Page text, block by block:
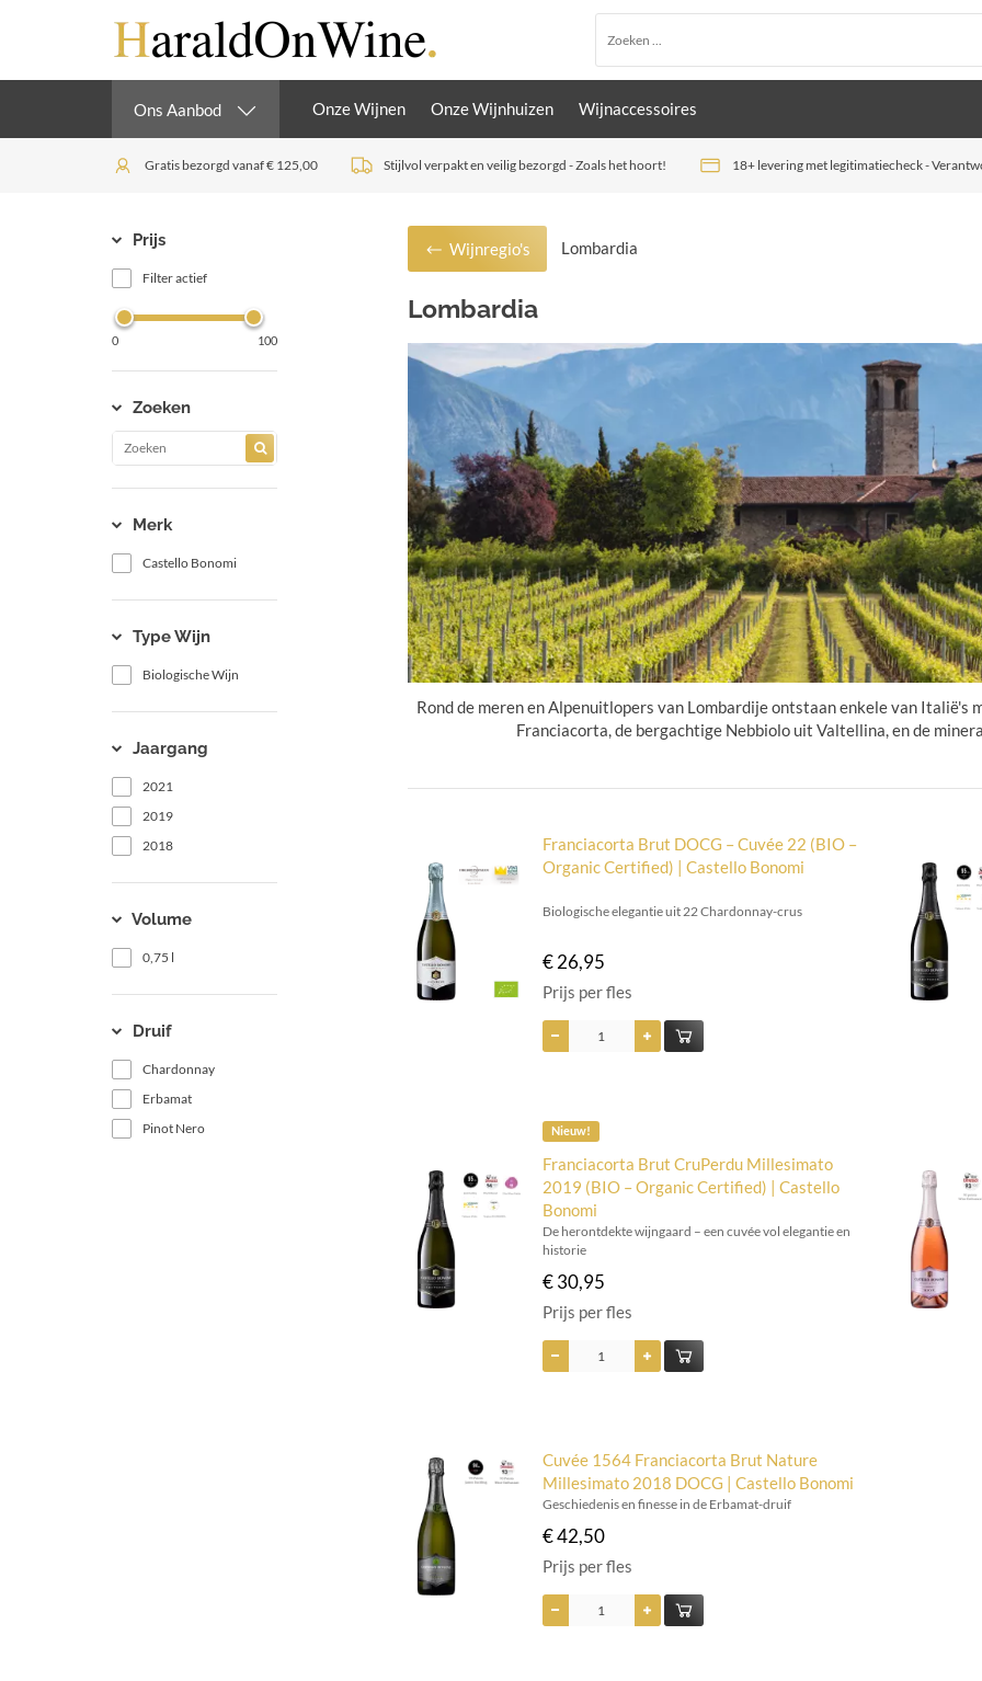
Ons Aanbod Onze Wijnen Onze Wijnhuizen Wijnaccessoires
Gratis bezorgd vanaf € 125,00 Stijlvol verpakt en veilig bezorgd - Zoals het hoort! 18+ levering met legitimatiecheck -
Prijs
Filter actief
0 100
Zoeken
Merk
Castello Bonomi
Type Wijn
Biologische Wijn
Jaargang
2021
2019
2018
Volume
0,75 l
Druif
Chardonnay
Erbamat
Pinot Nero
Wijnregio's Lombardia
Lombardia
Rond de meren en Alpenuitlopers van Lombardije ontstaan enkele van Italië's
Franciacorta, de bergachtige Nebbiolo uit Valtellina, en de
Franciacorta Brut DOCG – Cuvée 22 (BIO –
Organic Certified) | Castello Bonomi
Biologische elegantie uit 22 Chardonnay-crus
€ 26,95
Prijs per fles
Nieuw!
Franciacorta Brut CruPerdu Millesimato
2019 (BIO – Organic Certified) | Castello
Bonomi
De herontdekte wijngaard – een cuvée vol elegantie en
historie
€ 30,95
Prijs per fles
Cuvée 1564 Franciacorta Brut Nature
Millesimato 2018 DOCG | Castello Bonomi
Geschiedenis en finesse in de Erbamat-druif
€ 42,50
Prijs per fles